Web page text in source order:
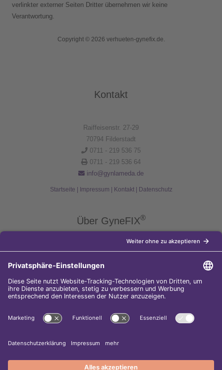
verlinkter externer Seiten Dritter übernehmen wir keine
Verantwortung.
Copyright © 2026 verhueten-gynefix.de.
Kontakt
Raiffeisenstr. 27-29
70794 Filderstadt
0711 - 219 536 75
0711 - 219 536 64
info@gynlameda.de
Startseite | Impressum | Kontakt| Datenschutz
Über GyneFIX®
Die Kupferkette GyneFIX®bietet als Weiterentwicklung der
Kupferspirale Frauen jeden Alters eine moderne Verhütungsmethode
Sie wird wie eine konventionelle Spirale in die Gebärmutterhöhle
eingeführt und sorgt für einen langfristigen und sicheren